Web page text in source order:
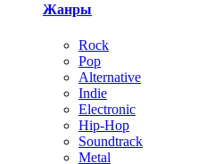
Жанры
Rock
Pop
Alternative
Indie
Electronic
Hip-Hop
Soundtrack
Metal